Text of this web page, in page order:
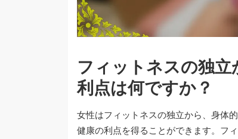
フィットネスの独
利点は何ですか？
女性はフィットネスの独立から、身体
健康の利点を得ることができます。フ